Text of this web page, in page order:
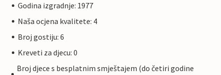
Godina izgradnje: 1977
Naša ocjena kvalitete: 4
Broj gostiju: 6
Kreveti za djecu: 0
Broj djece s besplatnim smještajem (do četiri godine